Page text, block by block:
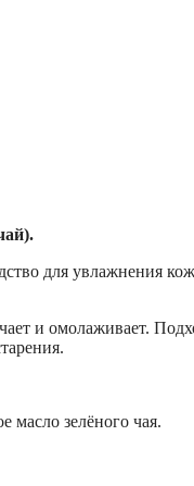
для увлажнения
и омолаживает.
масло зелёного чая.